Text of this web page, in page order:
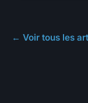
← Voir tous les